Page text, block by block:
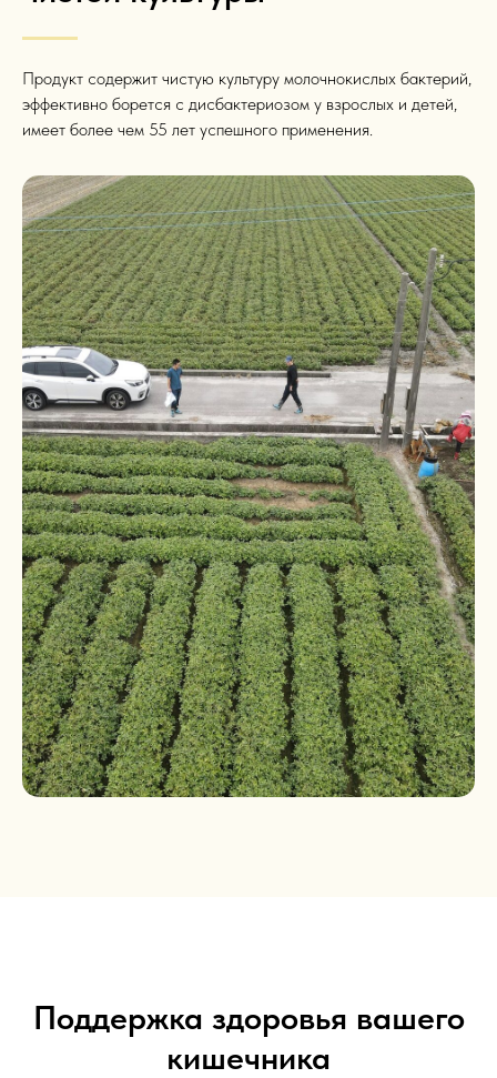
Продукт содержит чистую культуру молочнокислых бактерий,
эффективно борется с дисбактериозом у взрослых и детей,
имеет более чем 55 лет успешного применения.
Поддержка здоровья вашего
кишечника